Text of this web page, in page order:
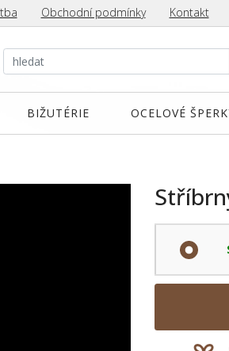
Obchodní podmínky Kontakt
BIŽUTÉRIE OCELOVÉ